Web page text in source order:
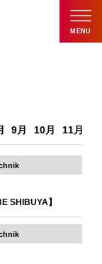
MENU
9月 10月 11月
SHIBUYA】